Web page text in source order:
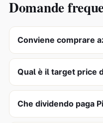
Domande
Conviene comprare
Qual è il target price
Che dividendo paga